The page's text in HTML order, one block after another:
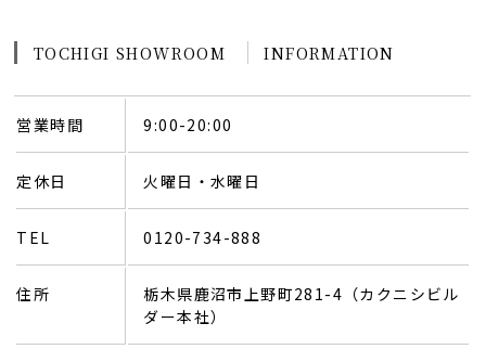
TOCHIGI SHOWROOM INFORMATION
営業時間 9:00-20:00
定休日 火曜日・水曜日
TEL 0120-734-888
住所
栃木県鹿沼市上野町281-4（カクニシビル
ダー本社）